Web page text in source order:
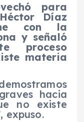
para
Díaz
con la
y señaló
proceso
materia
hacia
no existe
expuso.